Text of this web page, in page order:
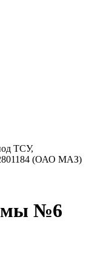
ТСУ,
(ОАО МАЗ)
№6